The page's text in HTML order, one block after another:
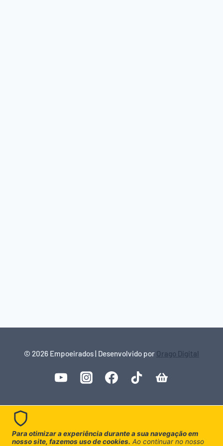
© 2026 Empoeirados | Desenvolvido por Orago Digital
Para otimizar a experiência durante a sua navegação em
nosso site, fazemos uso de cookies. Ao continuar no nosso